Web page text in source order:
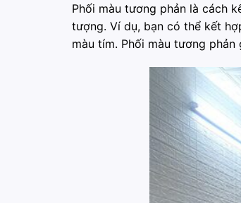
Phối màu tương phản là cách
tượng. Ví dụ, bạn có thể kết
màu tím. Phối màu tương